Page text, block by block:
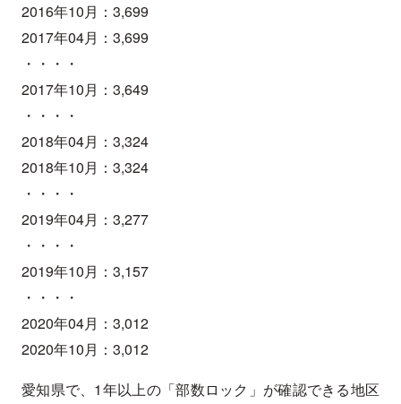
2016年10月：3,699
2017年04月：3,699
・・・・
2017年10月：3,649
・・・・
2018年04月：3,324
2018年10月：3,324
・・・・
2019年04月：3,277
・・・・
2019年10月：3,157
・・・・
2020年04月：3,012
2020年10月：3,012
愛知県で、1年以上の「部数ロック」が確認できる地区